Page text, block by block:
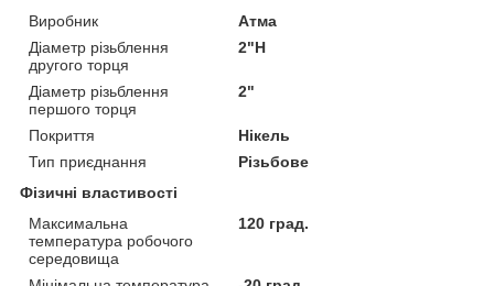
Виробник
Атма
Діаметр різьблення
другого торця
2"Н
Діаметр різьблення
першого торця
2"
Покриття
Нікель
Тип приєднання
Різьбове
Фізичні властивості
Максимальна
температура робочого
середовища
120 град.